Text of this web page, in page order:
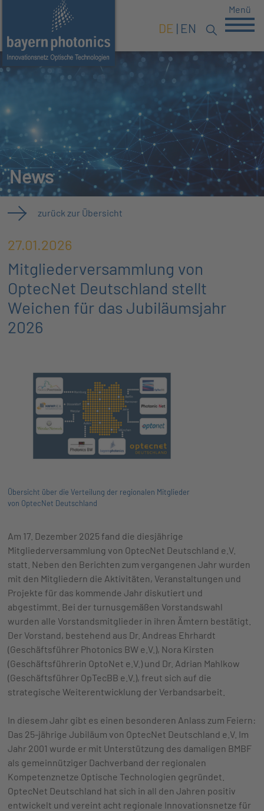
DE EN
Menü
News
zurück zur Übersicht
27.01.2026
Mitgliederversammlung von
OptecNet Deutschland stellt
Weichen für das Jubiläumsjahr
2026
Übersicht über die Verteilung der regionalen Mitglieder
von OptecNet Deutschland
Am 17. Dezember 2025 fand die diesjährige
Mitgliederversammlung von OptecNet Deutschland e.V.
statt. Neben den Berichten zum vergangenen Jahr wurden
mit den Mitgliedern die Aktivitäten, Veranstaltungen und
Projekte für das kommende Jahr diskutiert und
abgestimmt. Bei der turnusgemäßen Vorstandswahl
wurden alle Vorstandsmitglieder in ihren Ämtern bestätigt.
Der Vorstand, bestehend aus Dr. Andreas Ehrhardt
(Geschäftsführer Photonics BW e.V.), Nora Kirsten
(Geschäftsführerin OptoNet e.V.) und Dr. Adrian Mahlkow
(Geschäftsführer OpTecBB e.V.), freut sich auf die
strategische Weiterentwicklung der Verbandsarbeit.
In diesem Jahr gibt es einen besonderen Anlass zum Feiern:
Das 25-jährige Jubiläum von OptecNet Deutschland e.V. Im
Jahr 2001 wurde er mit Unterstützung des damaligen BMBF
als gemeinnütziger Dachverband der regionalen
Kompetenznetze Optische Technologien gegründet.
OptecNet Deutschland hat sich in all den Jahren positiv
entwickelt und vereint acht regionale Innovationsnetze für